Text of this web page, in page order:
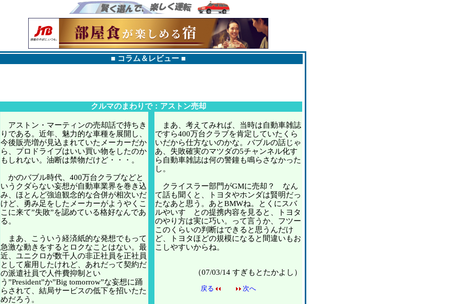
■ コラム＆レビュー ■
クルマのまわりで：アストン売却
アストン・マーティンの売却話で持ちき
りである。近年、魅力的な車種を展開し、
今後販売増が見込まれていたメーカーだか
ら、プロドライブはいい買い物をしたのか
もしれない。油断は禁物だけど・・・。
かのバブル時代、400万台クラブなどと
いうクダらない妄想が自動車業界を巻き込
み、ほとんど強迫観念的な合併が相次いだ
けど、勇み足をしたメーカーがようやくこ
こに来て”失敗”を認めている格好なんであ
る。
まあ、こういう経済紙的な発想でもって
急激な動きをするとロクなことはない。最
近、ユニクロが数千人の非正社員を正社員
として雇用したけれど、あれだって契約だ
の派遣社員で人件費抑制とい
う”President”か”Big tomorrow”な妄想に踊
らされて、結局サービスの低下を招いたた
めだろう。
まあ、考えてみれば、当時は自動車雑誌
ですら400万台クラブを肯定していたくら
いだから仕方ないのかな。バブルの話じゃ
あ、失敗確実のマツダの5チャンネル化す
ら自動車雑誌は何の警鐘も鳴らさなかった
し。
クライスラー部門がGMに売却？ なん
て話も聞くと、トヨタやホンダは賢明だっ
たなあと思う。あとBMWね。とくにスバ
ルやいすゞとの提携内容を見ると、トヨタ
のやり方は実に巧い。って言うか、フツー
このくらいの判断はできると思うんだけ
ど、トヨタほどの規模になると間違いもお
こしやすいからね。
（07/03/14 すぎもとたかよし）
戻る 次へ